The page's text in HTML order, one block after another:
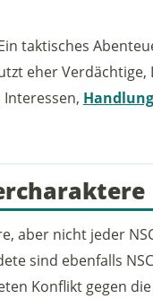
taktisches
eher Verdächtige,
Interessen,
aber nicht jeder
sind ebenfalls
Konflikt gegen